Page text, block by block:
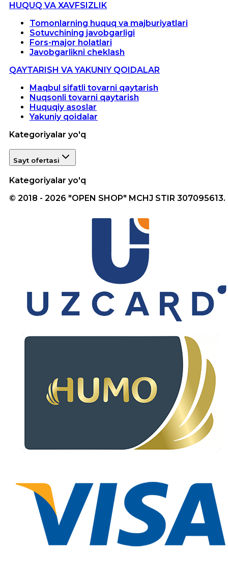
HUQUQ VA XAVFSIZLIK
Tomonlarning huquq va majburiyatlari
Sotuvchining javobgarligi
Fors-major holatlari
Javobgarlikni cheklash
QAYTARISH VA YAKUNIY QOIDALAR
Maqbul sifatli tovarni qaytarish
Nuqsonli tovarni qaytarish
Huquqiy asoslar
Yakuniy qoidalar
Kategoriyalar yo'q
Sayt ofertasi
Kategoriyalar yo'q
© 2018 - 2026 "OPEN SHOP" MCHJ STIR 307095613.